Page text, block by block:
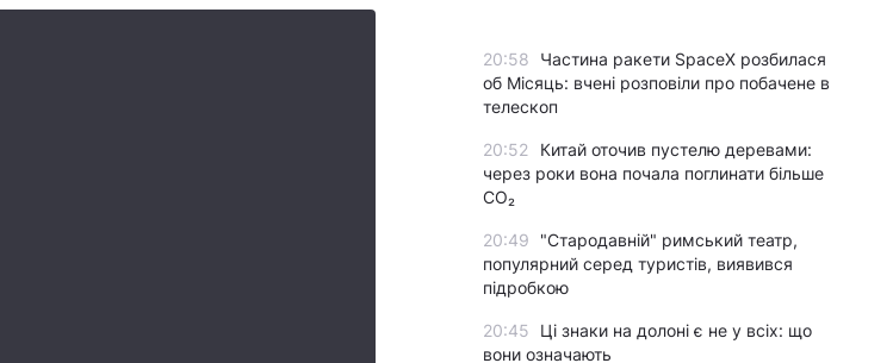
20:58
Частина ракети SpaceX розбилася
об Місяць: вчені розповіли про побачене в
телескоп
20:52
Китай оточив пустелю деревами:
через роки вона почала поглинати більше
CO₂
20:49
"Стародавній" римський театр,
популярний серед туристів, виявився
підробкою
20:45
Ці знаки на долоні є не у всіх: що
вони означають